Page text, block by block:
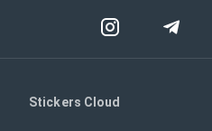
Stickers Cloud